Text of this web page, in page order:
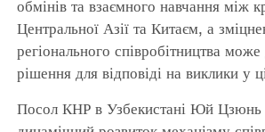
обмінів та взаємного навчання між
Центральної Азії та Китаєм, а
регіонального співробітництва
рішення для відповіді на виклики у
Посол КНР в Узбекистані Юй Цзюнь